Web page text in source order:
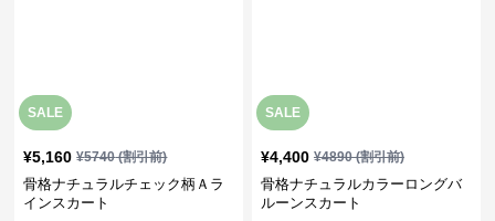
SALE
¥5,160 ¥5740(割引前)
骨格ナチュラルチェック柄Ａラ
インスカート
SALE
¥4,400 ¥4890(割引前)
骨格ナチュラルカラーロングバ
ルーンスカート